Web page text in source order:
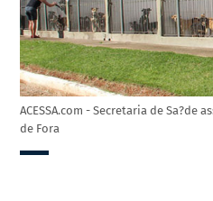
ACESSA.com - Secretaria de Sa?de
de Fora